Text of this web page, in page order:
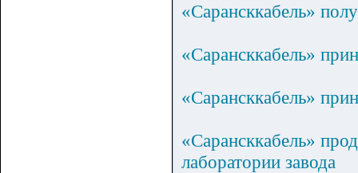
«Сарансккабель»
«Сарансккабель»
«Сарансккабель»
«Сарансккабель»
лаборатории завода